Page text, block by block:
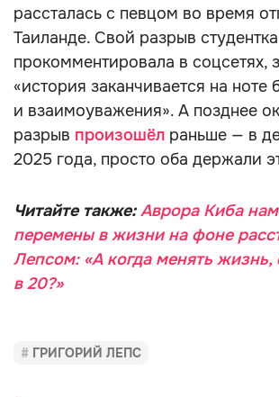
рассталась с певцом во время
Таиланде. Свой разрыв
прокомментировала в соцсетях,
«история заканчивается на ноте
и взаимоуважения». А позднее
разрыв произошёл раньше — в
2025 года, просто оба держали
Читайте также:Аврора Киба
перемены в жизни на фоне
Лепсом: «А когда менять жизнь,
в 20?»
ГРИГОРИЙ ЛЕПС